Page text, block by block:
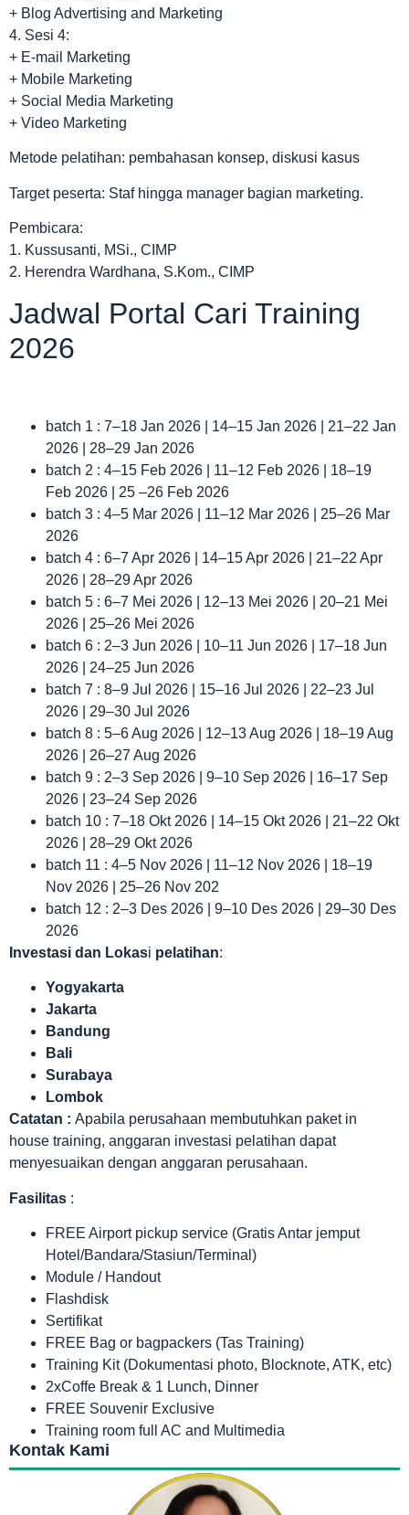
+ Blog Advertising and Marketing
4. Sesi 4:
+ E-mail Marketing
+ Mobile Marketing
+ Social Media Marketing
+ Video Marketing
Metode pelatihan: pembahasan konsep, diskusi kasus
Target peserta: Staf hingga manager bagian marketing.
Pembicara:
1. Kussusanti, MSi., CIMP
2. Herendra Wardhana, S.Kom., CIMP
Jadwal Portal Cari Training
2026
batch 1 : 7–18 Jan 2026 | 14–15 Jan 2026 | 21–22 Jan
2026 | 28–29 Jan 2026
batch 2 : 4–15 Feb 2026 | 11–12 Feb 2026 | 18–19
Feb 2026 | 25 –26 Feb 2026
batch 3 : 4–5 Mar 2026 | 11–12 Mar 2026 | 25–26 Mar
2026
batch 4 : 6–7 Apr 2026 | 14–15 Apr 2026 | 21–22 Apr
2026 | 28–29 Apr 2026
batch 5 : 6–7 Mei 2026 | 12–13 Mei 2026 | 20–21 Mei
2026 | 25–26 Mei 2026
batch 6 : 2–3 Jun 2026 | 10–11 Jun 2026 | 17–18 Jun
2026 | 24–25 Jun 2026
batch 7 : 8–9 Jul 2026 | 15–16 Jul 2026 | 22–23 Jul
2026 | 29–30 Jul 2026
batch 8 : 5–6 Aug 2026 | 12–13 Aug 2026 | 18–19 Aug
2026 | 26–27 Aug 2026
batch 9 : 2–3 Sep 2026 | 9–10 Sep 2026 | 16–17 Sep
2026 | 23–24 Sep 2026
batch 10 : 7–18 Okt 2026 | 14–15 Okt 2026 | 21–22 Okt
2026 | 28–29 Okt 2026
batch 11 : 4–5 Nov 2026 | 11–12 Nov 2026 | 18–19
Nov 2026 | 25–26 Nov 202
batch 12 : 2–3 Des 2026 | 9–10 Des 2026 | 29–30 Des
2026
Investasi dan Lokasi pelatihan:
Yogyakarta
Jakarta
Bandung
Bali
Surabaya
Lombok
Catatan : Apabila perusahaan membutuhkan paket in
house training, anggaran investasi pelatihan dapat
menyesuaikan dengan anggaran perusahaan.
Fasilitas :
FREE Airport pickup service (Gratis Antar jemput
Hotel/Bandara/Stasiun/Terminal)
Module / Handout
Flashdisk
Sertifikat
FREE Bag or bagpackers (Tas Training)
Training Kit (Dokumentasi photo, Blocknote, ATK, etc)
2xCoffe Break & 1 Lunch, Dinner
FREE Souvenir Exclusive
Training room full AC and Multimedia
Kontak Kami